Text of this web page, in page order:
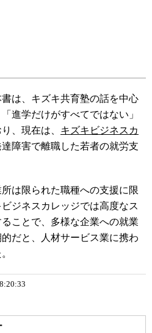
は、キズキ共育塾の話を中心
進学だけがすべてではない」
、現在は、 キズキビジネスカ
障害で離職した若者の就労支
は限られた職種への支援に限
ジネスカレッジでは高度なス
ことで、多様な企業への就業
だと、人材サービス業に携わ